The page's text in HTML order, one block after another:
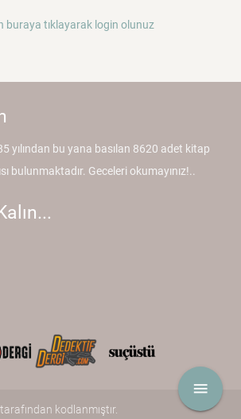
menu
buraya tıklayarak login olunuz
yılından bu yana basılan 8620 adet kitap
bulunmaktadır. Geceleri okumayınız!..
tarafından kodlanmıştır.